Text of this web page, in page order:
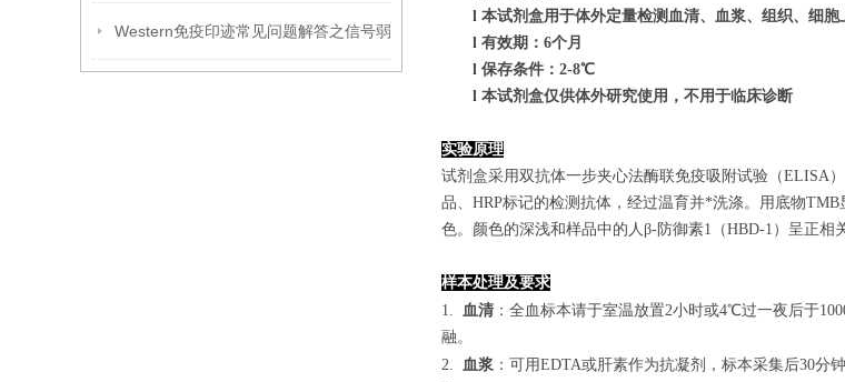
Western免疫印迹常见问题解答之信号弱
l 本试剂盒用于体外定量检测血清、血浆、组织、细胞
l 有效期：6个月
l 保存条件： 2-8℃
l 本试剂盒仅供体外研究使用，不用于临床诊断
实验原理
试剂盒采用双抗体一步夹心法酶联免疫吸附试验（ELISA
品、HRP标记的检测抗体，经过温育并*洗涤。用底物
色。颜色的深浅和样品中的人β-防御素1（HBD-1）呈正相
样本处理及要求
1. 血清 ：全血标本请于室温放置2小时或4℃过一夜后于
融。
2. 血浆 ：可用EDTA或肝素作为抗凝剂，标本采集后30分